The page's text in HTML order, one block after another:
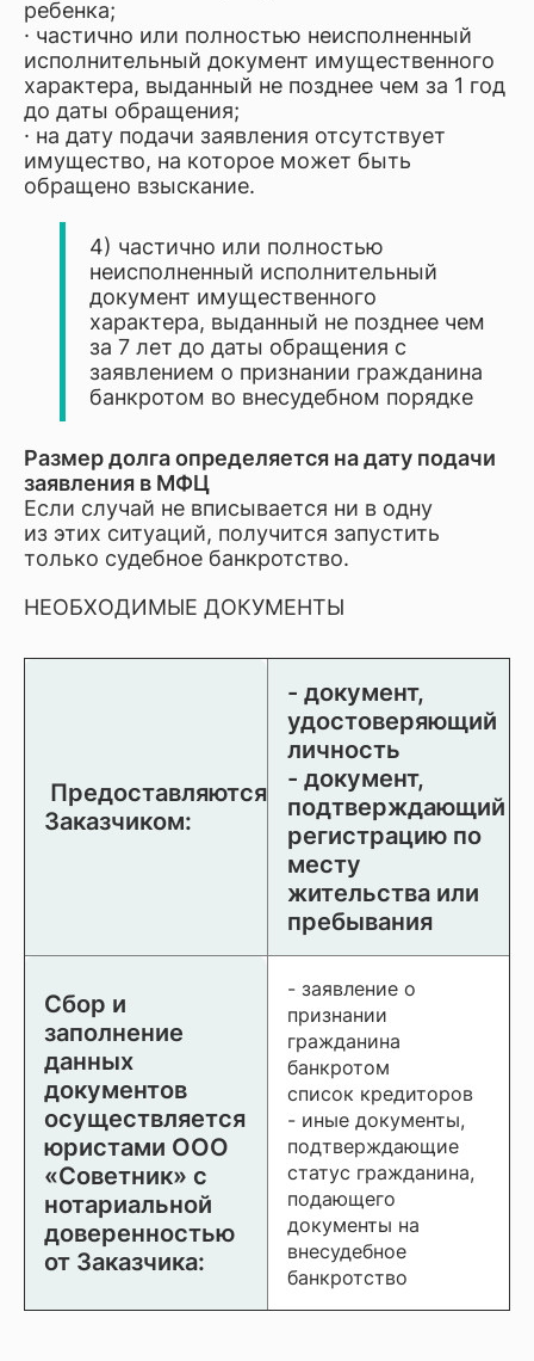
ребенка;
· частично или полностью неисполненный
исполнительный документ имущественного
характера, выданный не позднее чем за 1 год
до даты обращения;
· на дату подачи заявления отсутствует
имущество, на которое может быть
обращено взыскание.
4) частично или полностью
неисполненный исполнительный
документ имущественного
характера, выданный не позднее чем
за 7 лет до даты обращения с
заявлением о признании гражданина
банкротом во внесудебном порядке
Размер долга определяется на дату подачи
заявления в МФЦ
Если случай не вписывается ни в одну
из этих ситуаций, получится запустить
только судебное банкротство.
НЕОБХОДИМЫЕ ДОКУМЕНТЫ
Предоставляются
Заказчиком:
- документ,
удостоверяющий
личность
- документ,
подтверждающий
регистрацию по
месту
жительства или
пребывания
Сбор и
заполнение
данных
документов
осуществляется
юристами ООО
«Советник» с
нотариальной
доверенностью
от Заказчика:
- заявление о
признании
гражданина
банкротом
список кредиторов
- иные документы,
подтверждающие
статус гражданина,
подающего
документы на
внесудебное
банкротство